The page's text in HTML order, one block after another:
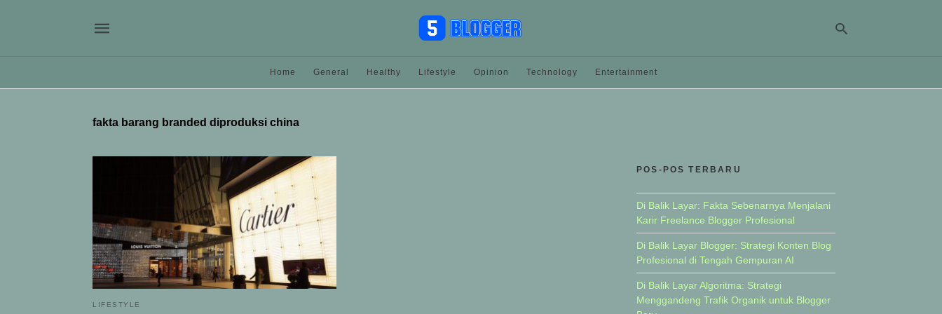
Home General Healthy Lifestyle Opinion Technology Entertainment
fakta barang branded diproduksi china
LIFESTYLE
POS-POS TERBARU
Di Balik Layar: Fakta Sebenarnya Menjalani
Karir Freelance Blogger Profesional
Di Balik Layar Blogger: Strategi Konten Blog
Profesional di Tengah Gempuran AI
Di Balik Layar Algoritma: Strategi
Menggandeng Trafik Organik untuk Blogger